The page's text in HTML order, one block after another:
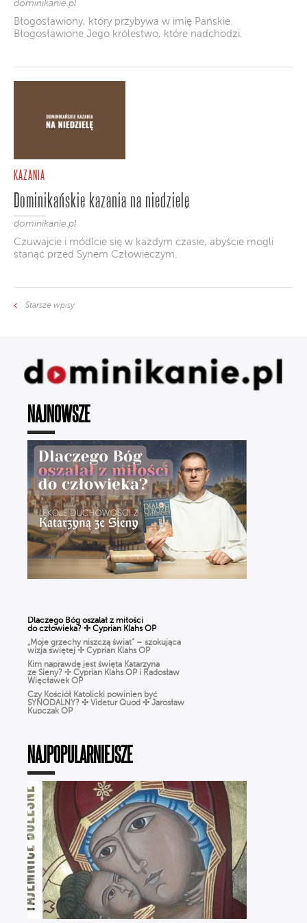
dominikanie.pl
Błogosławiony, który przybywa w imię Pańskie.
Błogosławione Jego królestwo, które nadchodzi.
KAZANIA
Dominikańskie kazania na niedzielę
dominikanie.pl
Czuwajcie i módlcie się w każdym czasie, abyście mogli
stanąć przed Synem Człowieczym.
Starsze wpisy
NAJNOWSZE
„Moje grzechy niszczą świat” – szokująca
wizja świętej ✢ Cyprian Klahs OP
Kim naprawdę jest święta Katarzyna
ze Sieny? ✢ Cyprian Klahs OP i Radosław
Więcławek OP
Czy Kościół Katolicki powinien być
SYNODALNY? ✣ Videtur Quod ✣ Jarosław
Kupczak OP
Czy Boże Narodzenie to pogańskie święto?
działanie DUCHA ŚWIĘTEGO?
Różaniec dla ludzi ZMĘCZONYCH życiem.
Ciało nie jest GRZESZNE. Ks. Woźniak
o WCIELENIU Boga i prawdziwym
człowieczeństwie
WIERZYMY… ALE ŹLE, czyli Ks. Strzelczyk
o BŁĘDACH w wierze, które popełniamy
na co dzień
To NIE jest modlitwa dla starszych ludzi!
Odkryj moc RÓŻAŃCA | Michał Szałkowski
OP
Dlaczego Bóg oszalał z miłości
do człowieka? ✢ Cyprian Klahs OP
NAJPOPULARNIEJSZE